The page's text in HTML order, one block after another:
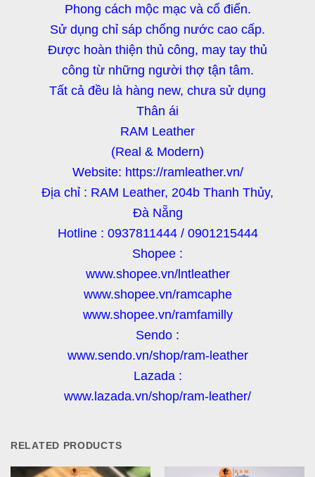
Phong cách mộc mạc và cổ điển.
Sử dụng chỉ sáp chống nước cao cấp.
Được hoàn thiện thủ công, may tay thủ
công từ những người thợ tận tâm.
Tất cả đều là hàng new, chưa sử dụng
Thân ái
RAM Leather
(Real & Modern)
Website: https://ramleather.vn/
Địa chỉ : RAM Leather, 204b Thanh Thủy,
Đà Nẵng
Hotline : 0937811444 / 0901215444
Shopee :
www.shopee.vn/lntleather
www.shopee.vn/ramcaphe
www.shopee.vn/ramfamilly
Sendo :
www.sendo.vn/shop/ram-leather
Lazada :
www.lazada.vn/shop/ram-leather/
RELATED PRODUCTS